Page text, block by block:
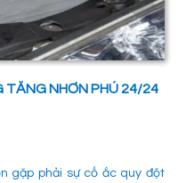
TĂNG NHƠN PHÚ 24/24
gặp phải sự cố ắc quy đột